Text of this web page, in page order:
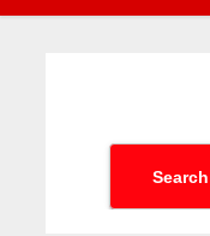
Search